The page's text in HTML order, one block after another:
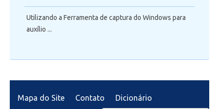
Utilizando a Ferramenta de captura do Windows para
auxílio ...
Mapa do Site Contato Dicionário